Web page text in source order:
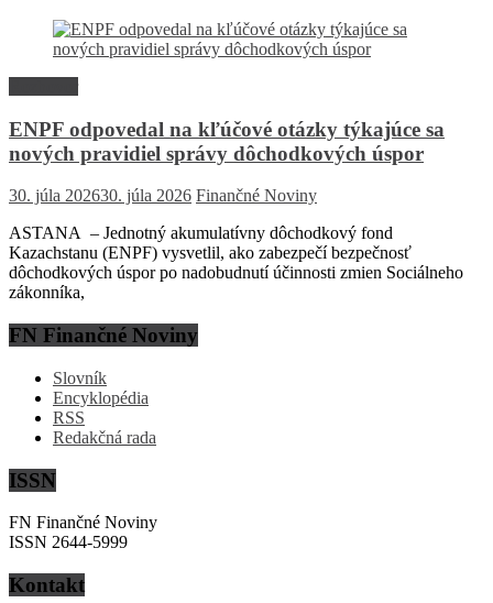
ENPF odpovedal na kľúčové otázky týkajúce sa
nových pravidiel správy dôchodkových úspor
30. júla 202630. júla 2026 Finančné Noviny
ASTANA – Jednotný akumulatívny dôchodkový fond
Kazachstanu (ENPF) vysvetlil, ako zabezpečí bezpečnosť
dôchodkových úspor po nadobudnutí účinnosti zmien Sociálneho
zákonníka,
FN Finančné Noviny
Slovník
Encyklopédia
RSS
Redakčná rada
ISSN
FN Finančné Noviny
ISSN 2644-5999
Kontakt